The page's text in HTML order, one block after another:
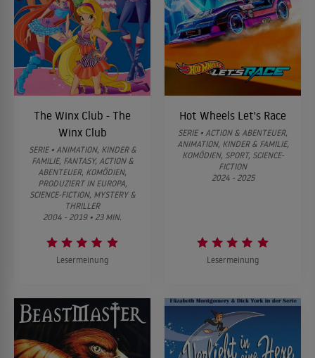
The Winx Club - The
Winx Club
SERIE • ANIMATION, KINDER &
FAMILIE, FANTASY, ACTION &
ABENTEUER, KOMÖDIEN,
PRODUZIERT IN EUROPA,
SCIENCE-FICTION, MYSTERY &
THRILLER
2004 - 2019 • 23 MIN.
Lesermeinung
Hot Wheels Let's Race
SERIE • ACTION & ABENTEUER,
ANIMATION, KINDER & FAMILIE,
KOMÖDIEN, SPORT, SCIENCE-
FICTION
2024 - 2025
Lesermeinung